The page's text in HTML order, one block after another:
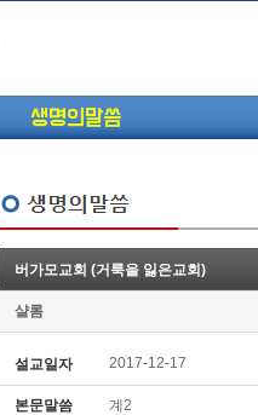
생명의말씀
05-26 (고린도전서12) 고전7:23-40 ...
05-20 (고린도전서10) 고전6:1~11 ...
05-20 (고린도전서9) 고전5:1-13 ...
버가모교회 (거룩을 잃은교회)
샬롬
설교일자 2017-12-17
본문말씀 계2